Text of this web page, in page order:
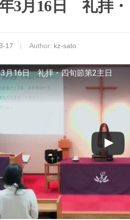
3月16日 礼拝・
17 Author: kz-sato
月16日 礼拝・四旬節第2主日